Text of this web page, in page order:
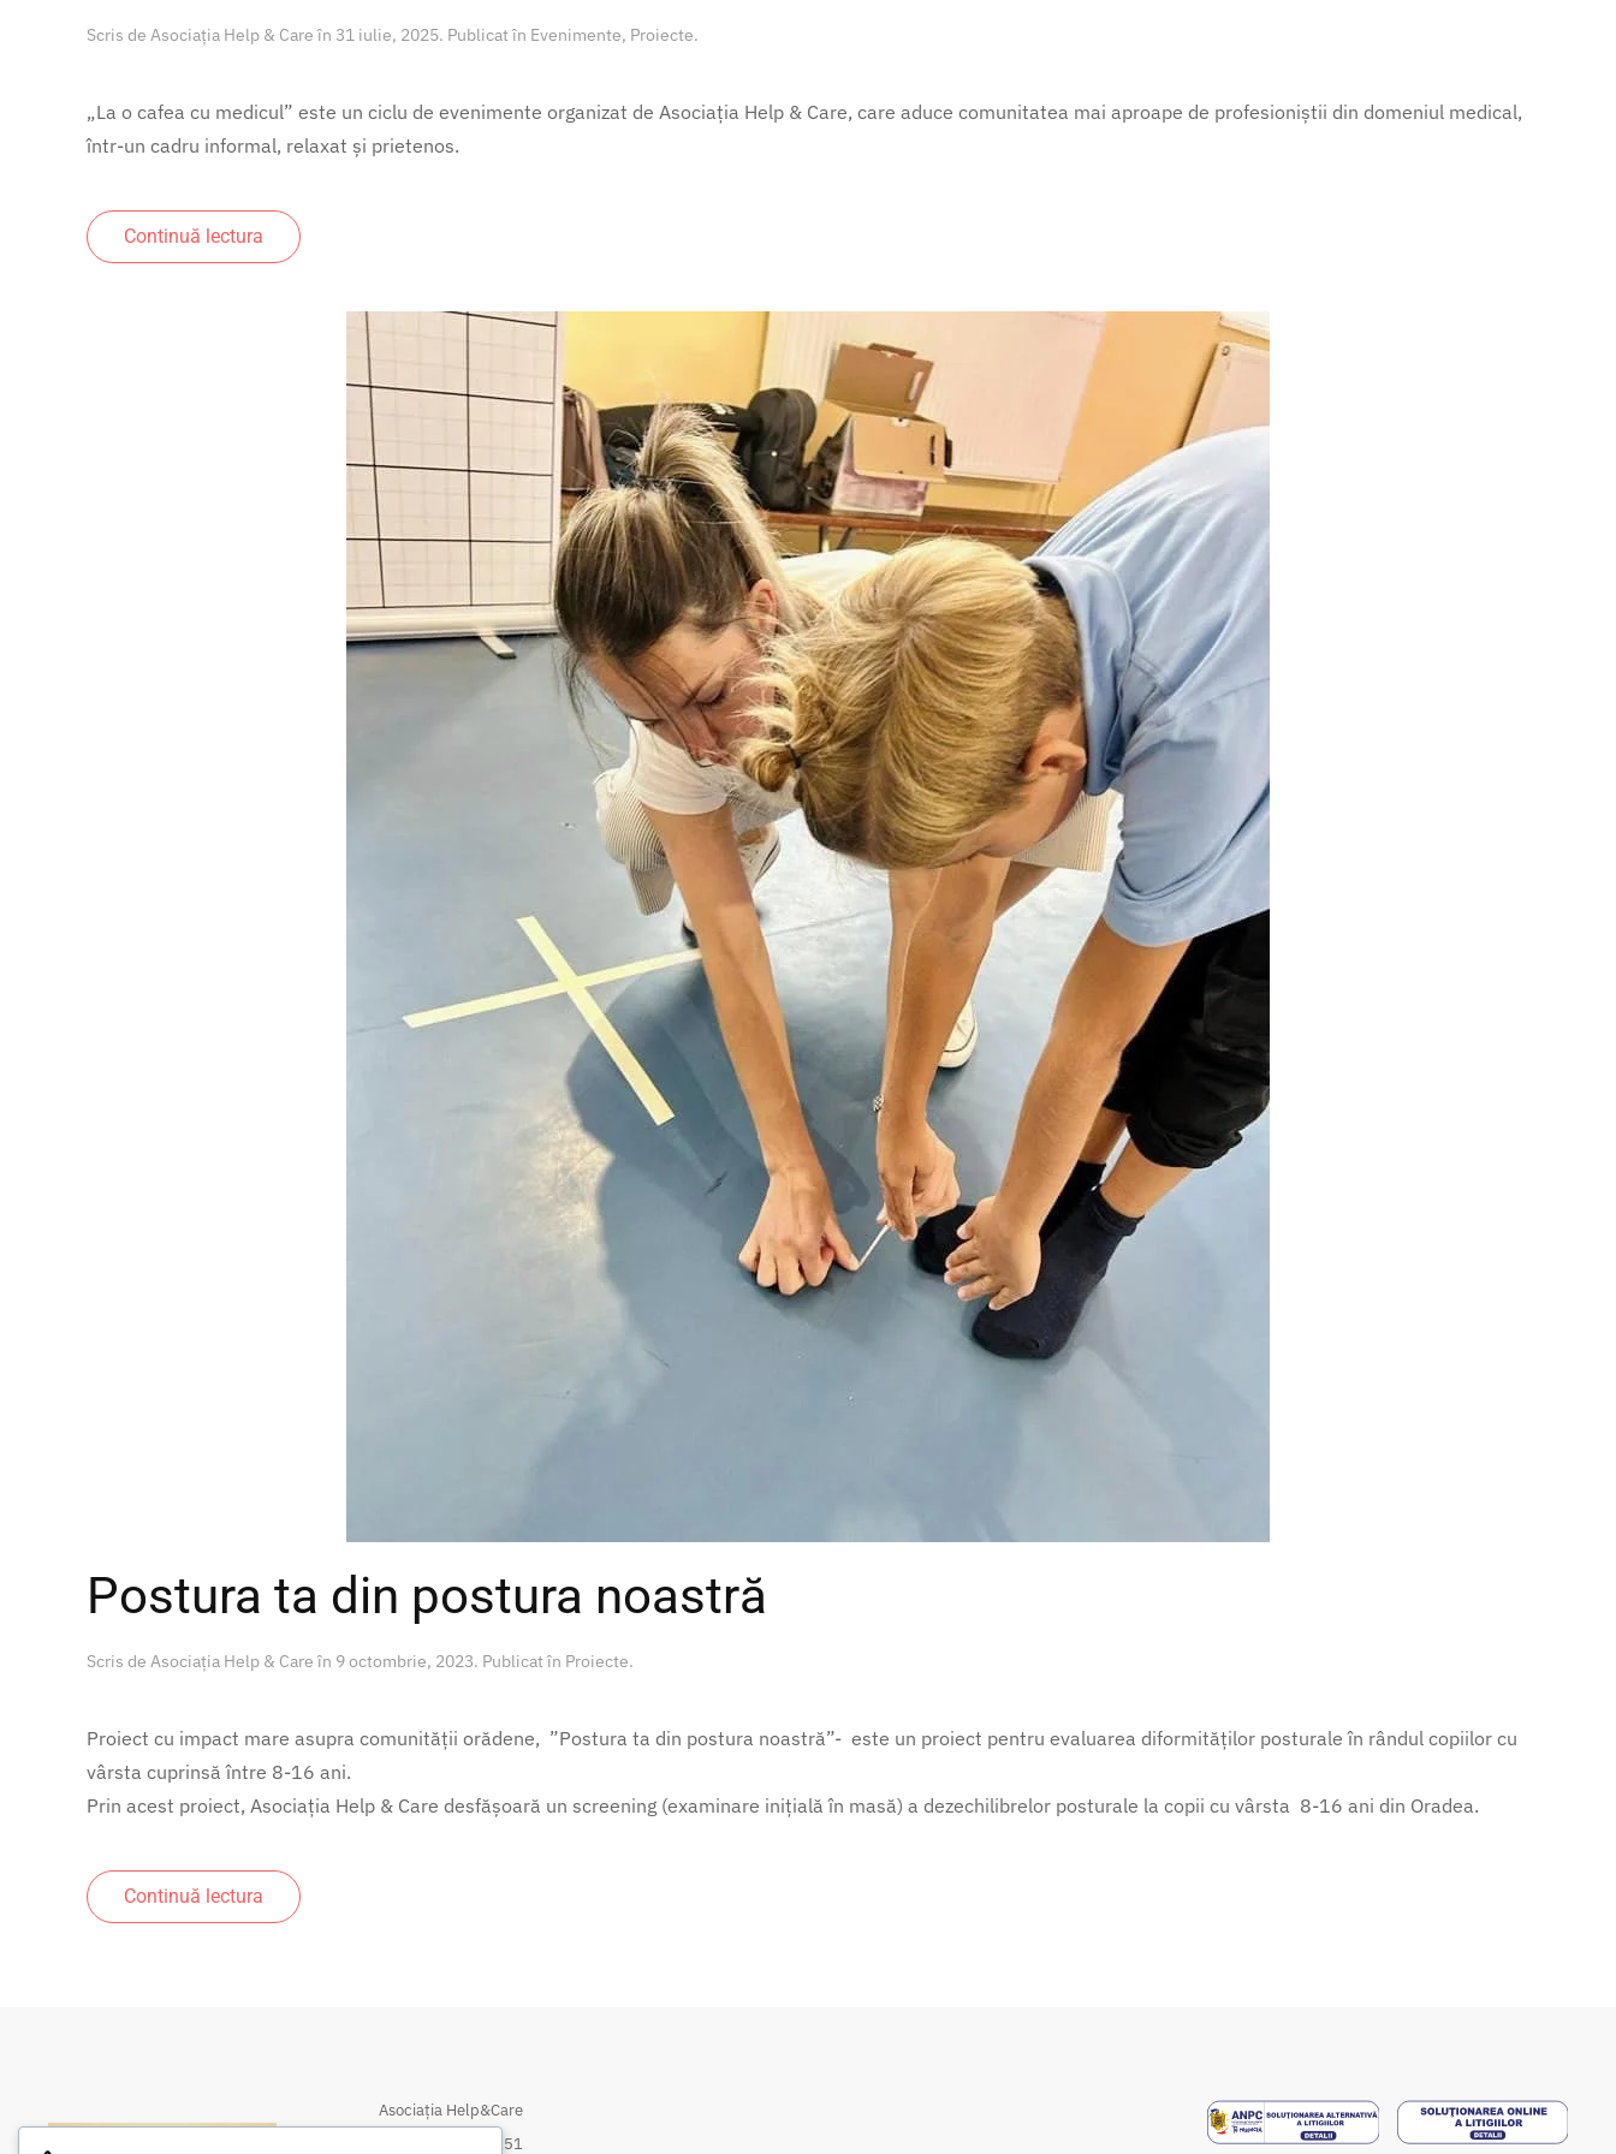
Scris de Asociația Help & Care în 31 iulie, 2025. Publicat în Evenimente, Proiecte.
„La o cafea cu medicul” este un ciclu de evenimente organizat de Asociația Help & Care, care aduce comunitatea mai aproape de profesioniștii din domeniul medical,
într-un cadru informal, relaxat și prietenos.
Continuă lectura
Postura ta din postura noastră
Scris de Asociația Help & Care în 9 octombrie, 2023. Publicat în Proiecte.
Proiect cu impact mare asupra comunității orădene, ”Postura ta din postura noastră”- este un proiect pentru evaluarea diformităților posturale în rândul copiilor cu
vârsta cuprinsă între 8-16 ani.
Prin acest proiect, Asociația Help & Care desfășoară un screening (examinare inițială în masă) a dezechilibrelor posturale la copii cu vârsta 8-16 ani din Oradea.
Continuă lectura
Asociația Help&Care
CUI 32374151